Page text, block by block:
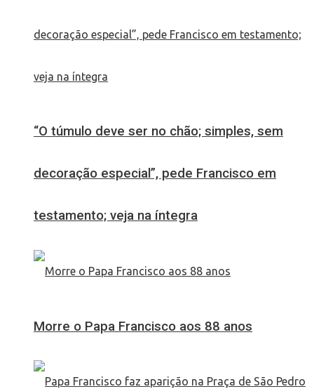
“O túmulo deve ser no chão; simples, sem
decoração especial”, pede Francisco em
testamento; veja na íntegra
Morre o Papa Francisco aos 88 anos